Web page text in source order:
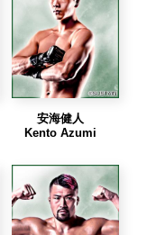
安海健人
Kento Azumi